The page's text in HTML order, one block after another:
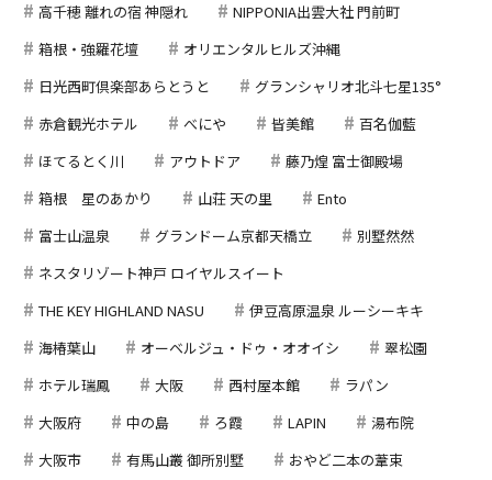
高千穂 離れの宿 神隠れ
NIPPONIA出雲大社 門前町
箱根・強羅花壇
オリエンタルヒルズ沖縄
日光西町倶楽部あらとうと
グランシャリオ北斗七星135°
赤倉観光ホテル
べにや 皆美館
百名伽藍
ほてるとく川
アウトドア
藤乃煌 富士御殿場
箱根 星のあかり
山荘 天の里
Ento
富士山温泉
グランドーム京都天橋立
別墅然然
ネスタリゾート神戸 ロイヤルスイート
THE KEY HIGHLAND NASU
伊豆高原温泉 ルーシーキキ
海椿葉山
オーベルジュ・ドゥ・オオイシ
翠松園
ホテル瑞鳳
大阪 西村屋本館
ラパン
大阪府
中の島 ろ霞 LAPIN
湯布院
大阪市
有馬山叢 御所別墅
おやど二本の葦束